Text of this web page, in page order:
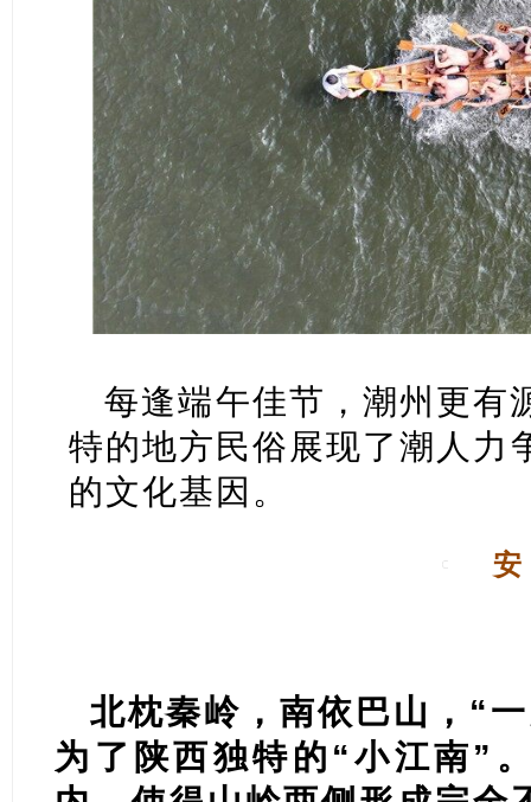
每逢端午佳节，潮州更有
特的地方民俗展现了潮人力
的文化基因。
安
北枕秦岭，南依巴山，“
为了陕西独特的“小江南”